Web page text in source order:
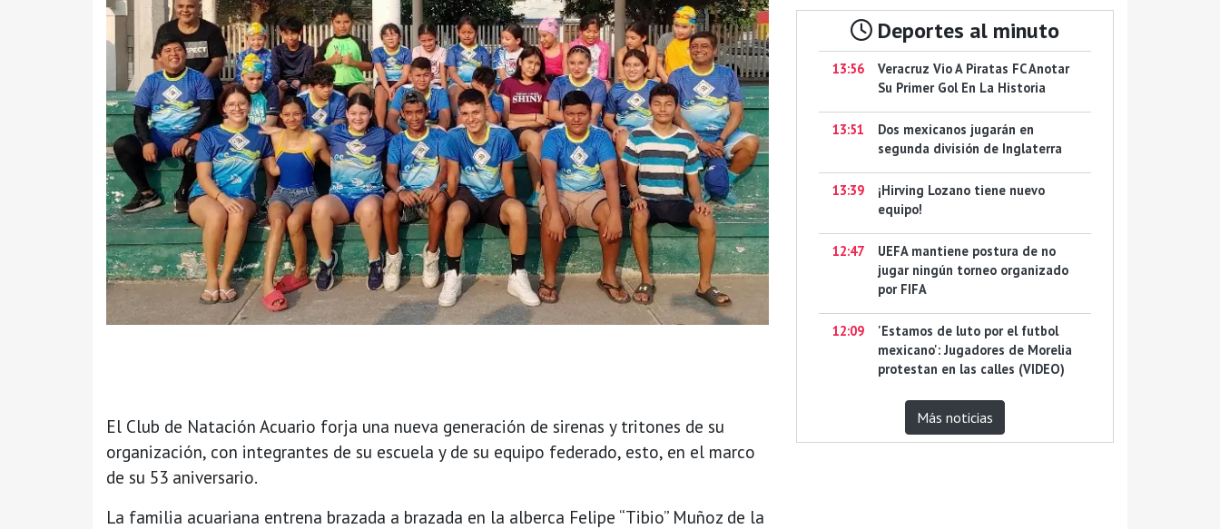
El Club de Natación Acuario forja una nueva generación de sirenas y tritones de su
organización, con integrantes de su escuela y de su equipo federado, esto, en el marco
de su 53 aniversario.
La familia acuariana entrena brazada a brazada en la alberca Felipe “Tibio” Muñoz de la
Deportes al minuto
13:56
Veracruz Vio A Piratas FC Anotar
Su Primer Gol En La Historia
13:51
Dos mexicanos jugarán en
segunda división de Inglaterra
13:39
¡Hirving Lozano tiene nuevo
equipo!
12:47
UEFA mantiene postura de no
jugar ningún torneo organizado
por FIFA
12:09
'Estamos de luto por el futbol
mexicano': Jugadores de Morelia
protestan en las calles (VIDEO)
Más noticias